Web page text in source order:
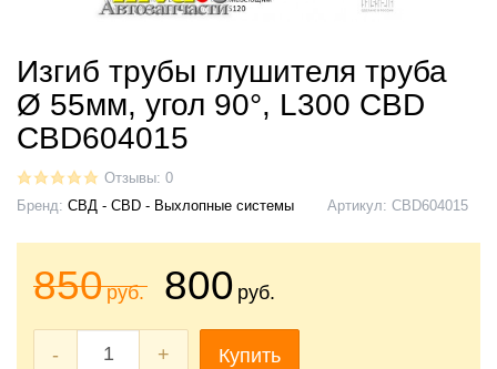
Изгиб трубы глушителя труба
Ø 55мм, угол 90°, L300 CBD
CBD604015
Отзывы: 0
Бренд: СВД - CBD - Выхлопные системы Артикул: CBD604015
850руб. 800 руб.
- + Купить